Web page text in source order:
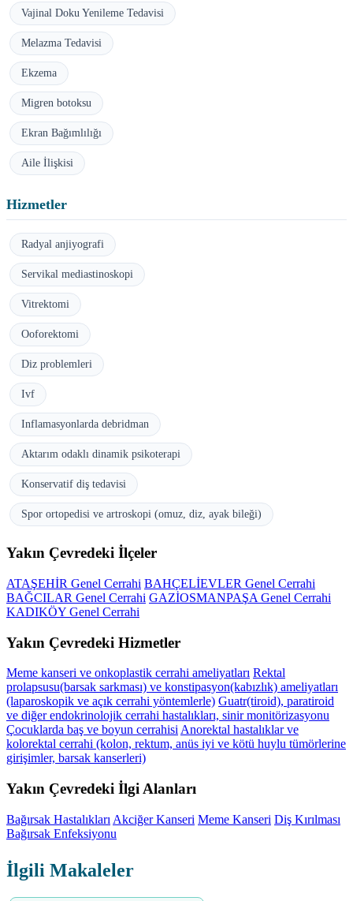
Vajinal Doku Yenileme Tedavisi
Melazma Tedavisi
Ekzema
Migren botoksu
Ekran Bağımlılığı
Aile İlişkisi
Hizmetler
Radyal anjiyografi
Servikal mediastinoskopi
Vitrektomi
Ooforektomi
Diz problemleri
Ivf
Inflamasyonlarda debridman
Aktarım odaklı dinamik psikoterapi
Konservatif diş tedavisi
Spor ortopedisi ve artroskopi (omuz, diz, ayak bileği)
Yakın Çevredeki İlçeler
ATAŞEHİR Genel Cerrahi BAHÇELİEVLER Genel Cerrahi
BAĞCILAR Genel Cerrahi GAZİOSMANPAŞA Genel Cerrahi
KADIKÖY Genel Cerrahi
Yakın Çevredeki Hizmetler
Meme kanseri ve onkoplastik cerrahi ameliyatları Rektal
prolapsusu(barsak sarkması) ve konstipasyon(kabızlık) ameliyatları
(laparoskopik ve açık cerrahi yöntemlerle) Guatr(tiroid), paratiroid
ve diğer endokrinolojik cerrahi hastalıkları, sinir monitörizasyonu
Çocuklarda baş ve boyun cerrahisi Anorektal hastalıklar ve
kolorektal cerrahi (kolon, rektum, anüs iyi ve kötü huylu tümörlerine
girişimler, barsak kanserleri)
Yakın Çevredeki İlgi Alanları
Bağırsak Hastalıkları Akciğer Kanseri Meme Kanseri Diş Kırılması
Bağırsak Enfeksiyonu
İlgili Makaleler